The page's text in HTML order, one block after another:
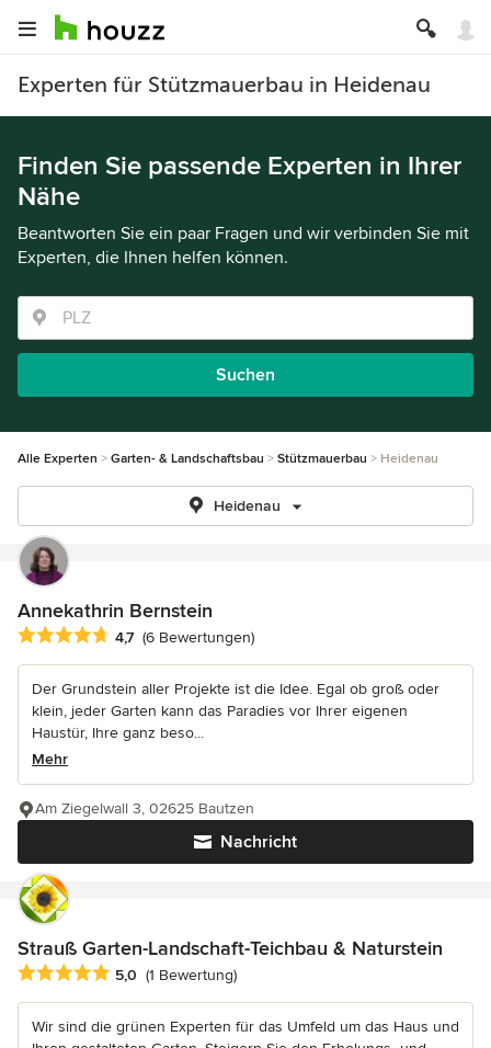
Experten für Stützmauerbau in Heidenau
Finden Sie passende Experten in Ihrer
Nähe
Beantworten Sie ein paar Fragen und wir verbinden Sie mit
Experten, die Ihnen helfen können.
Suchen
Alle Experten Garten- & Landschaftsbau Stützmauerbau Heidenau
Heidenau
Annekathrin Bernstein
Durchschnittliche Bewertung: 4.7 von 5 Sternen
4,7 (6 Bewertungen)
Der Grundstein aller Projekte ist die Idee. Egal ob groß oder
klein, jeder Garten kann das Paradies vor Ihrer eigenen
Haustür, Ihre ganz beso...
Mehr
Nachricht
Am Ziegelwall 3, 02625 Bautzen
Strauß Garten-Landschaft-Teichbau & Naturstein
Durchschnittliche Bewertung: 5 von 5 Sternen
5,0 (1 Bewertung)
Wir sind die grünen Experten für das Umfeld um das Haus und